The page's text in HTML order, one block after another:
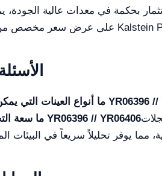
بحكمة في معدات عالية